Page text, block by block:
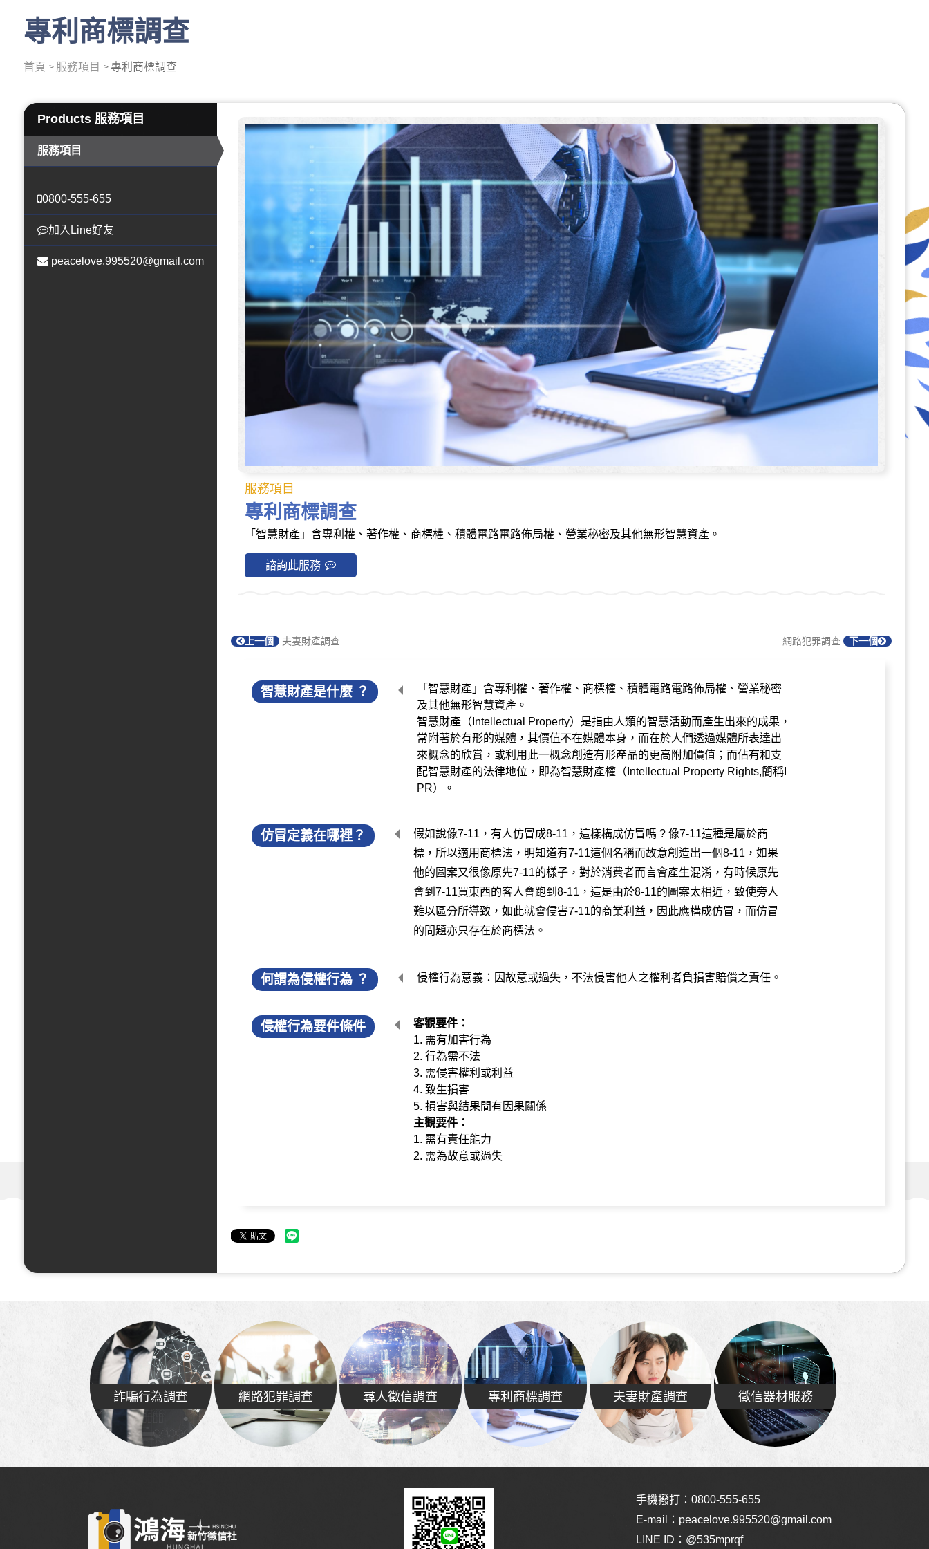
專利商標調查
首頁 服務項目 專利商標調查
Products 服務項目
服務項目
0800-555-655
加入Line好友
peacelove.995520@gmail.com
服務項目
專利商標調查
「智慧財產」含專利權、著作權、商標權、積體電路電路佈局權、營業秘密及其他無形智慧資產。
諮詢此服務
上一個 夫妻財產調查 網路犯罪調查 下一個
智慧財產是什麼 ？
「智慧財產」含專利權、著作權、商標權、積體電路電路佈局權、營業秘密
及其他無形智慧資產。
智慧財產（Intellectual Property）是指由人類的智慧活動而產生出來的成果，
常附著於有形的媒體，其價值不在媒體本身，而在於人們透過媒體所表達出
來概念的欣賞，或利用此一概念創造有形產品的更高附加價值；而佔有和支
配智慧財產的法律地位，即為智慧財產權（Intellectual Property Rights,簡稱I
PR）。
仿冒定義在哪裡？
假如說像7-11，有人仿冒成8-11，這樣構成仿冒嗎 ? 像7-11這種是屬於商
標，所以適用商標法，明知道有7-11這個名稱而故意創造出一個8-11，如果
他的圖案又很像原先7-11的樣子，對於消費者而言會產生混淆，有時候原先
會到7-11買東西的客人會跑到8-11，這是由於8-11的圖案太相近，致使旁人
難以區分所導致，如此就會侵害7-11的商業利益，因此應構成仿冒，而仿冒
的問題亦只存在於商標法。
何謂為侵權行為 ？ 侵權行為意義：因故意或過失，不法侵害他人之權利者負損害賠償之責任。
侵權行為要件條件
客觀要件：
1. 需有加害行為
2. 行為需不法
3. 需侵害權利或利益
4. 致生損害
5. 損害與結果間有因果關係
主觀要件：
1. 需有責任能力
2. 需為故意或過失
詐騙行為調查 網路犯罪調查 尋人徵信調查 專利商標調查 夫妻財產調查 徵信器材服務
手機撥打：0800-555-655
E-mail： peacelove.995520@gmail.com
LINE ID： @535mprqf